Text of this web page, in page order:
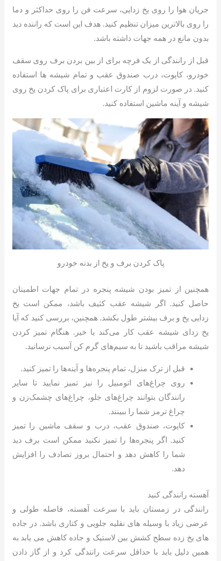
جریان هوا را روی یخ زدایی، سرعت فن را روی حداکثر و دما
را روی بالاترین میزان تنظیم کنید. هدف این است که راننده دید
بدون مانع در همه جهات داشته باشد.
قبل از رانندگی از یک فرچه برای از بین بردن برف روی سقف
خودرو، کاپوت، درب صندوق عقب و تمام شیشه ها استفاده
کنید. در صورت لزوم از کارت اعتباری برای پاک کردن یخ روی
شیشه و آینه ماشین استفاده کنید.
پاک کردن برف و یخ از بدنه خودرو
همچنین از تمیز بودن شیشه پنجره در تمام جهات اطمینان
حاصل کنید. اگر شیشه عقب کثیف باشد، ممکن است یخ
زدایی یخ و برف بیشتر طول بکشد. همچنین، بررسی کنید که آیا
یخ زدای شیشه عقب کار می‌کند یا خیر. هنگام تمیز کردن
شیشه مراقب باشید تا به سیم‌های گرم کن آسیب نرسانید.
قبل از ترک منزل، تمام پنجره‌ها و آینه‌ها را تمیز کنید.
روی چراغ‌های اتومبیل را نیز تمیز نمایید تا سایر
رانندگان بتوانند چراغ‌های جلو، چراغ‌های چشمک‌زن و
چراغ ترمز شما را ببینند.
کاپوت، صندوق عقب، درب و سقف ماشین را تمیز
کنید. اگر پنجره‌ها را تمیز نکنید ممکن است برف دید
شما را کاهش دهد و احتمال بروز تصادف را افزایش
دهد.
آهسته رانندگی کنید
رانندگی در زمستان باید با سرعت آهسته، فاصله طولی و
عرضی زیاد با وسیله های نقلیه جلویی و کتاری باشد. در جاده
های یخ زده سطح کشش بین لاستیک و جاده کاهش می یابد به
همین دلیل باید با حداقل سرعت رانندگی کرد و از گاز دادن